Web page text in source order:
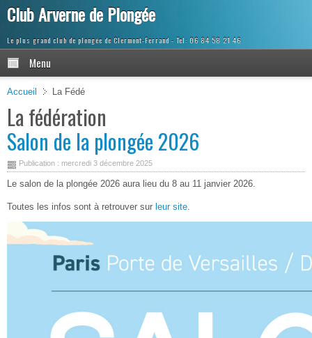
Club Arverne de Plongée
Le plus grand club de plongée de Clermont-Ferrand
Menu
Accueil La Fédé
La fédération
Salon de la plongée 2026
Publication : mercredi 3 décembre 2025
Le salon de la plongée 2026 aura lieu du 8 au 11 janvier 2026.
Toutes les infos sont à retrouver sur leur site.